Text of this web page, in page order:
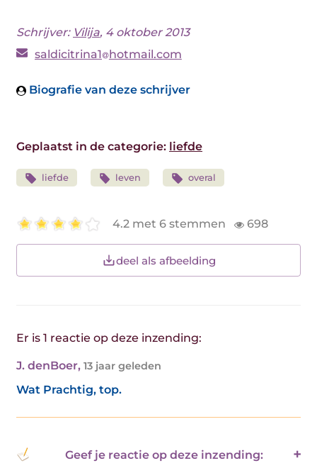
Schrijver: Vilija, 4 oktober 2013
saldicitrina1 hotmail.com
Biografie van deze schrijver
Geplaatst in de categorie: liefde
liefde leven overal
4.2 met 6 stemmen 698
deel als afbeelding
Er is 1 reactie op deze inzending:
J. denBoer, 13 jaar geleden
Wat Prachtig, top.
Geef je reactie op deze inzending: